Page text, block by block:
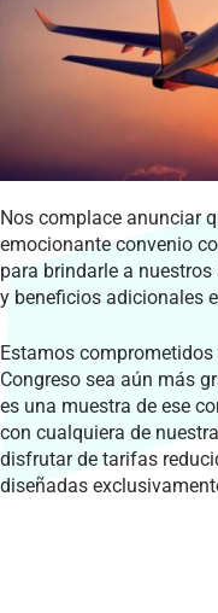
Nos complace anunciar
emocionante convenio
para brindarle a
y beneficios adicionales
Estamos comprometidos
Congreso sea aún más
es una muestra de ese
con cualquiera de
disfrutar de tarifas
diseñadas